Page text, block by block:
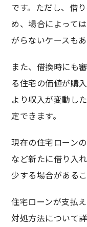
です。ただし、借
め、場合によって
がらないケースもあ
また、借換時にも
る住宅の価値が購
より収入が変動し
定できます。
現在の住宅ローン
など新たに借り入
少する場合がある
住宅ローンが支払
対処方法について